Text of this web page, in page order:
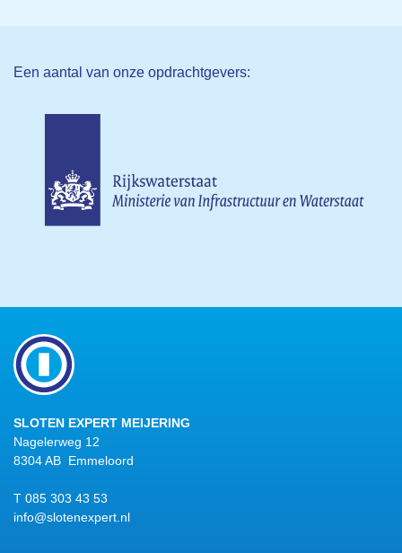
Een aantal van onze opdrachtgevers:
SLOTEN EXPERT MEIJERING
Nagelerweg 12
8304 AB Emmeloord
T 085 303 43 53
info@slotenexpert.nl